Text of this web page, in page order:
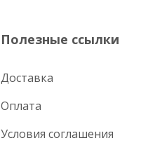
Полезные ссылки
Доставка
Оплата
Условия соглашения